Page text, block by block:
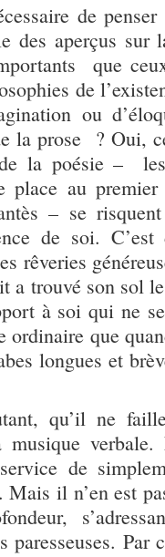
de
des aperçus sur
que
de
ou
la prose ? Oui,
la poésie –
place au
– se
de soi. C’est
rêveries
a trouvé son sol
à soi qui ne
ordinaire que
longues et
qu’il ne
de
Mais il n’en est
Par